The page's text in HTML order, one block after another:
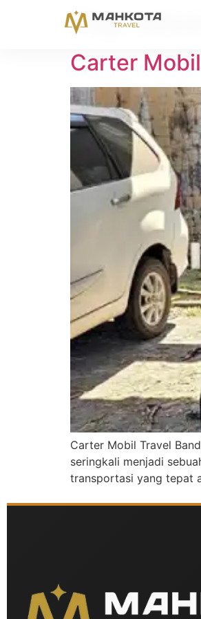
Tag:
Carter
Carter Mobil Travel
seringkali menjadi
transportasi yang tepat